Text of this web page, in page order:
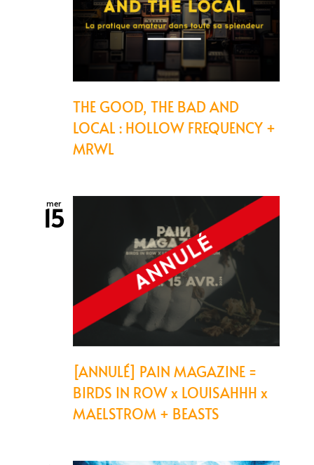
THE GOOD, THE BAD AND
LOCAL : HOLLOW FREQUENCY +
MRWL
mer
15
[ANNULÉ] PAIN MAGAZINE =
BIRDS IN ROW x LOUISAHHH x
MAELSTROM + BEASTS